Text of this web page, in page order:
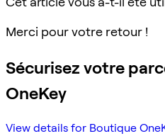
Merci pour votre retour !
Sécurisez votre
OneKey
View details for Boutique